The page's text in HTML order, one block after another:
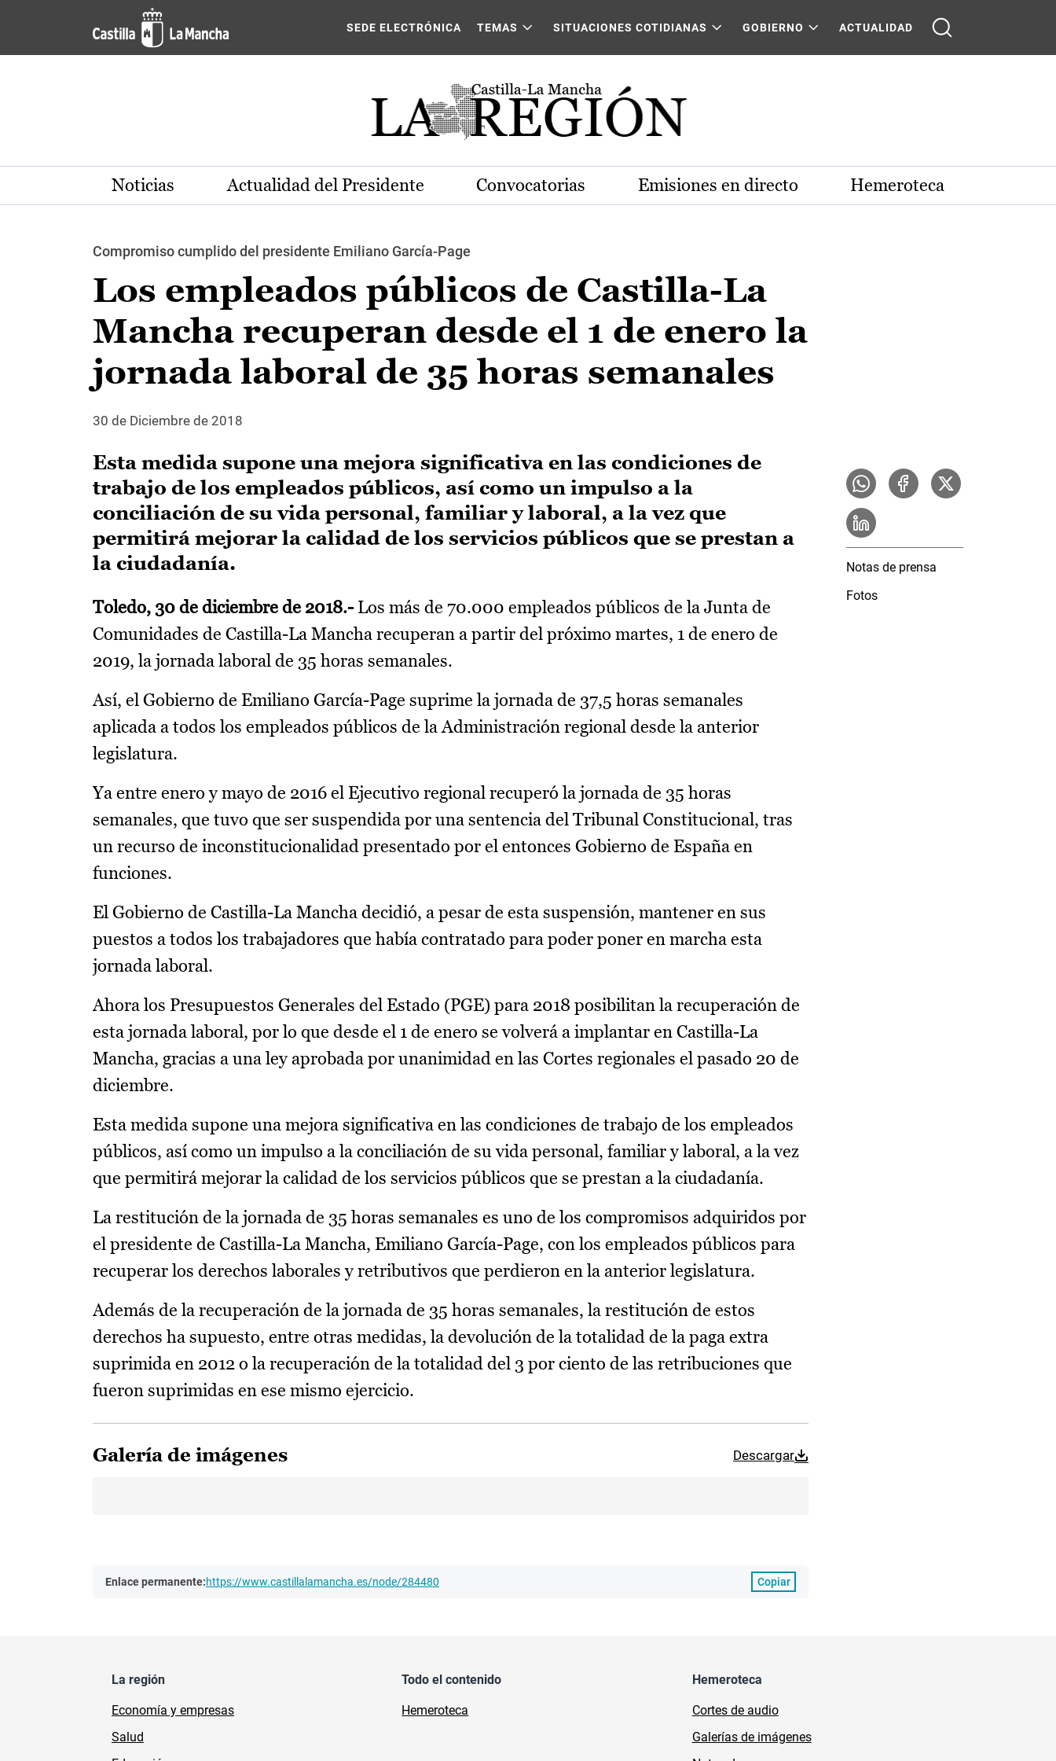
Pasar al contenido principal
SEDE ELECTRÓNICA TEMAS SITUACIONES COTIDIANAS GOBIERNO ACTUALIDAD
Noticias Actualidad del Presidente Convocatorias Emisiones en directo Hemeroteca
Compromiso cumplido del presidente Emiliano García-Page
Los empleados públicos de Castilla-La
Mancha recuperan desde el 1 de enero la
jornada laboral de 35 horas semanales
30 de Diciembre de 2018
Esta medida supone una mejora significativa en las condiciones de
trabajo de los empleados públicos, así como un impulso a la
conciliación de su vida personal, familiar y laboral, a la vez que
permitirá mejorar la calidad de los servicios públicos que se prestan a
la ciudadanía.
Toledo, 30 de diciembre de 2018.-Los más de 70.000 empleados públicos de la Junta de
Comunidades de Castilla-La Mancha recuperan a partir del próximo martes, 1 de enero de
2019, la jornada laboral de 35 horas semanales.
Así, el Gobierno de Emiliano García-Page suprime la jornada de 37,5 horas semanales
aplicada a todos los empleados públicos de la Administración regional desde la anterior
legislatura.
Ya entre enero y mayo de 2016 el Ejecutivo regional recuperó la jornada de 35 horas
semanales, que tuvo que ser suspendida por una sentencia del Tribunal Constitucional, tras
un recurso de inconstitucionalidad presentado por el entonces Gobierno de España en
funciones.
El Gobierno de Castilla-La Mancha decidió, a pesar de esta suspensión, mantener en sus
puestos a todos los trabajadores que había contratado para poder poner en marcha esta
jornada laboral.
Ahora los Presupuestos Generales del Estado (PGE) para 2018 posibilitan la recuperación de
esta jornada laboral, por lo que desde el 1 de enero se volverá a implantar en Castilla-La
Mancha, gracias a una ley aprobada por unanimidad en las Cortes regionales el pasado 20 de
diciembre.
Esta medida supone una mejora significativa en las condiciones de trabajo de los empleados
públicos, así como un impulso a la conciliación de su vida personal, familiar y laboral, a la vez
que permitirá mejorar la calidad de los servicios públicos que se prestan a la ciudadanía.
La restitución de la jornada de 35 horas semanales es uno de los compromisos adquiridos por
el presidente de Castilla-La Mancha, Emiliano García-Page, con los empleados públicos para
recuperar los derechos laborales y retributivos que perdieron en la anterior legislatura.
Además de la recuperación de la jornada de 35 horas semanales, la restitución de estos
derechos ha supuesto, entre otras medidas, la devolución de la totalidad de la paga extra
suprimida en 2012 o la recuperación de la totalidad del 3 por ciento de las retribuciones que
fueron suprimidas en ese mismo ejercicio.
Galería de imágenes Descargar
Enlace permanente:https://www.castillalamancha.es/node/284480 Copiar
Notas de prensa
Fotos
La región
Economía y empresas
Salud
Todo el contenido
Hemeroteca
Hemeroteca
Cortes de audio
Galerías de imágenes